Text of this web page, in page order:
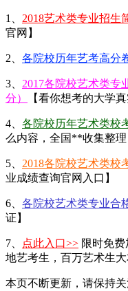
1、 2018艺术类专业招生
官网】
2、 各院校历年艺考高分
3、 2017各院校艺术类专
分）
【看你想考的大学
4、 各院校历年艺术类校
么内容，全国**收集整理
5、 2018各院校艺术类校
业成绩查询官网入口】
6、 各院校艺术类专业合
证】
7、 点此入口>> 限时免
地艺考生，百万艺术生大
本页不断更新，请保持关